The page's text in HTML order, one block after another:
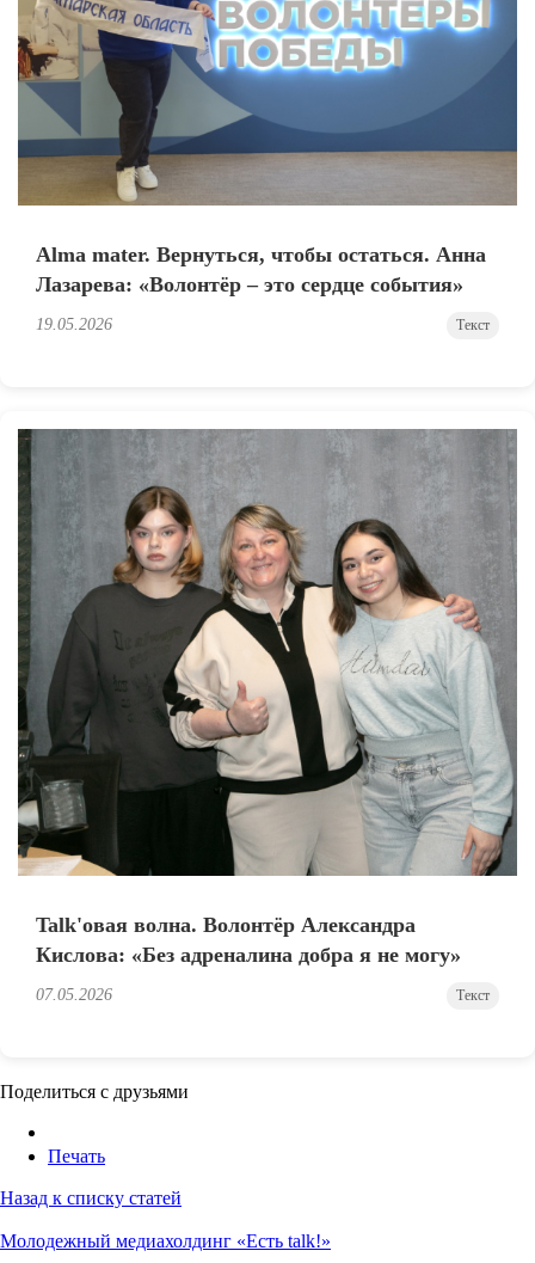
Alma mater. Вернуться, чтобы остаться. Анна
Лазарева: «Волонтёр – это сердце события»
19.05.2026 Текст
Talk'овая волна. Волонтёр Александра
Кислова: «Без адреналина добра я не могу»
07.05.2026 Текст
Поделиться с друзьями
Печать
Назад к списку статей
Молодежный медиахолдинг «Есть talk!»